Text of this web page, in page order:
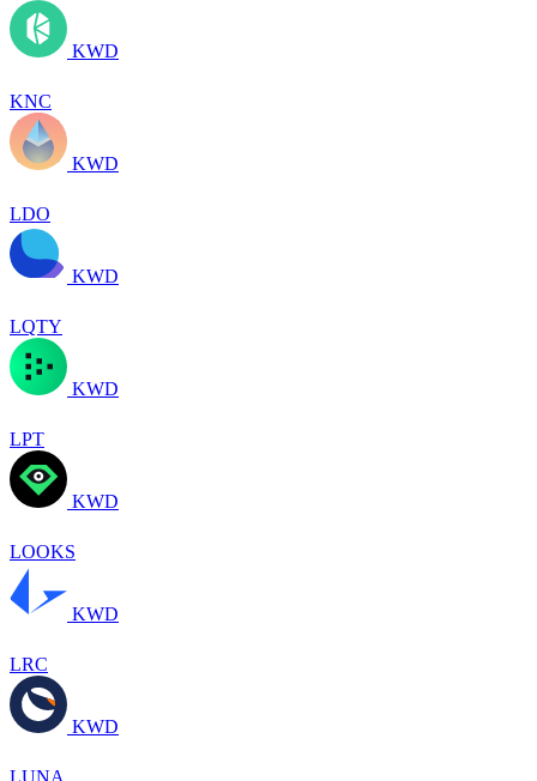
KWD
KNC
KWD
LDO
KWD
LQTY
KWD
LPT
KWD
LOOKS
KWD
LRC
KWD
LUNA